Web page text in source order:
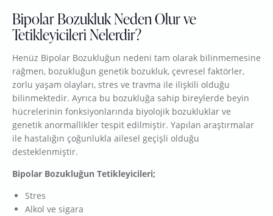
Bipolar Bozukluk Neden Olur ve
Tetikleyicileri Nelerdir?
Henüz Bipolar Bozukluğun nedeni tam olarak bilinmemesine
rağmen, bozukluğun genetik bozukluk, çevresel faktörler,
zorlu yaşam olayları, stres ve travma ile ilişkili olduğu
bilinmektedir. Ayrıca bu bozukluğa sahip bireylerde beyin
hücrelerinin fonksiyonlarında biyolojik bozukluklar ve
genetik anormallikler tespit edilmiştir. Yapılan araştırmalar
ile hastalığın çoğunlukla ailesel geçişli olduğu
desteklenmiştir.
Bipolar Bozukluğun Tetikleyicileri;
Stres
Alkol ve sigara